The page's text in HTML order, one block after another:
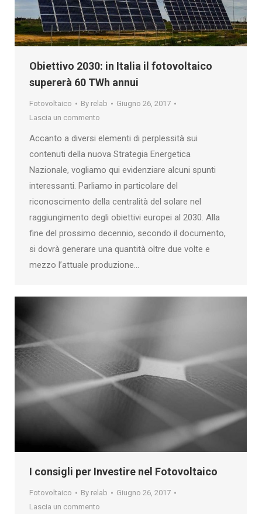
Obiettivo 2030: in Italia il fotovoltaico
supererà 60 TWh annui
Fotovoltaico By relab
Giugno 26, 2017
Lascia un commento
Accanto a diversi elementi di perplessità sui
contenuti della nuova Strategia Energetica
Nazionale, vogliamo qui evidenziare alcuni spunti
interessanti. Parliamo in particolare del
riconoscimento della centralità del solare nel
raggiungimento degli obiettivi europei al 2030. Alla
fine del prossimo decennio, secondo il documento,
si dovrà generare una quantità oltre due volte e
mezzo l’attuale produzione…
I consigli per Investire nel Fotovoltaico
Fotovoltaico By relab
Giugno 26, 2017
Lascia un commento